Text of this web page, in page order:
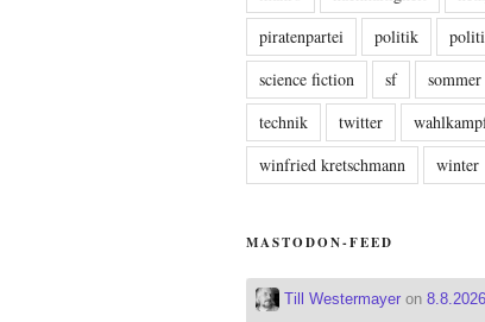
piratenpartei
politik
science fiction
sf sommer
technik
twitter
winfried kretschmann
winter
MASTODON-FEED
Till Westermayer on